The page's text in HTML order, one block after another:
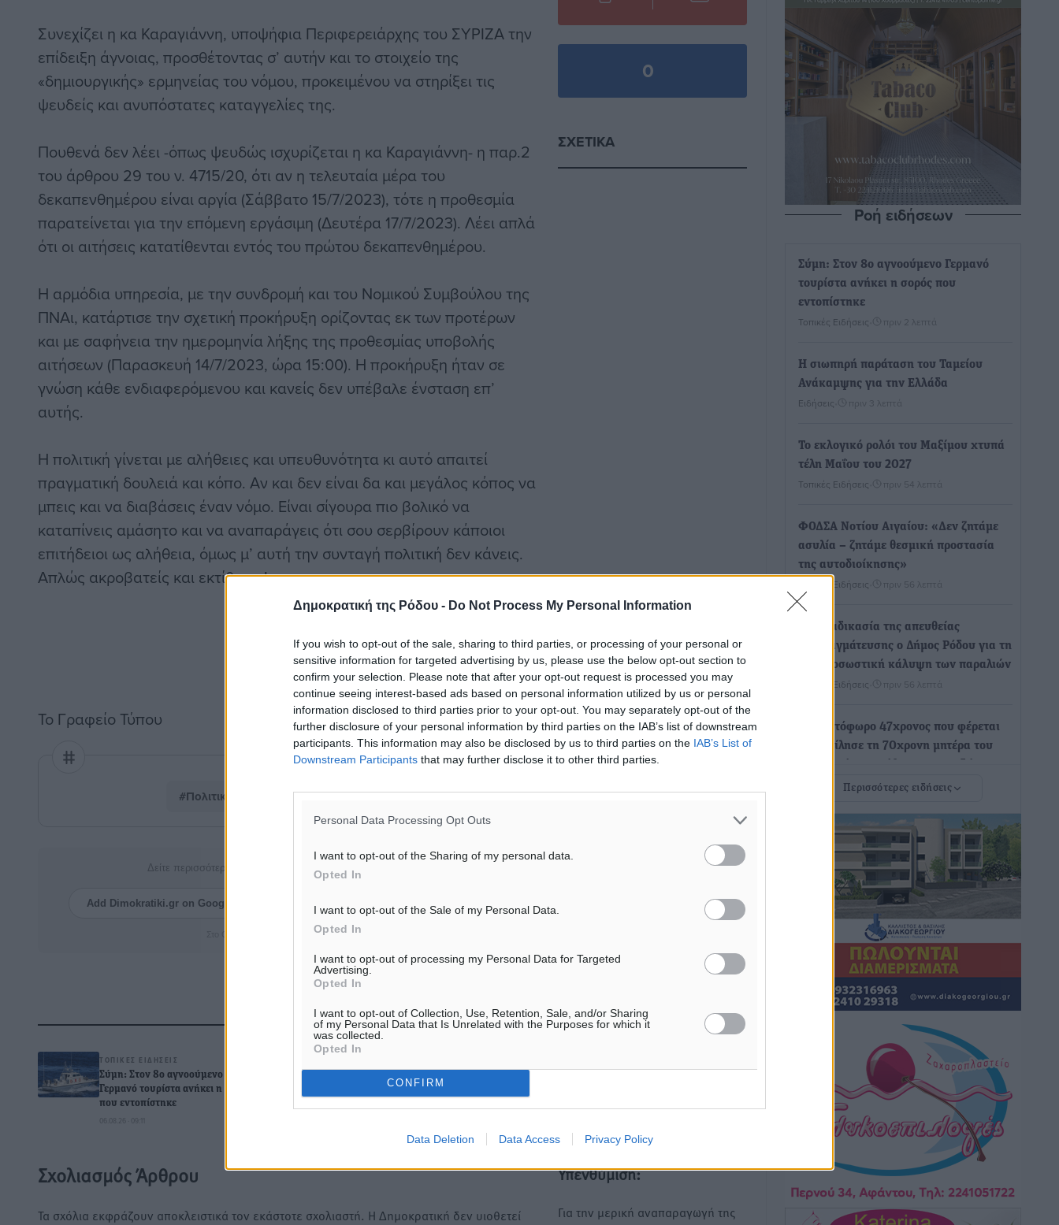
Δημοκρατική της Ρόδου - Do Not Process My Personal Information
If you wish to opt-out of the sale, sharing to third parties, or processing of your personal or
sensitive information for targeted advertising by us, please use the below opt-out section to
confirm your selection. Please note that after your opt-out request is processed you may
continue seeing interest-based ads based on personal information utilized by us or personal
information disclosed to third parties prior to your opt-out. You may separately opt-out of the
further disclosure of your personal information by third parties on the IAB’s list of downstream
participants. This information may also be disclosed by us to third parties on the IAB’s List of
Downstream Participants that may further disclose it to other third parties.
Personal Data Processing Opt Outs
I want to opt-out of the Sharing of my personal data.
Opted In
I want to opt-out of the Sale of my Personal Data.
Opted In
I want to opt-out of processing my Personal Data for Targeted
Advertising.
Opted In
I want to opt-out of Collection, Use, Retention, Sale, and/or Sharing
of my Personal Data that Is Unrelated with the Purposes for which it
was collected.
Opted In
CONFIRM
Data Deletion Data Access Privacy Policy
Συνεχίζει η κα Καραγιάννη, υποψήφια Περιφερειάρχης του ΣΥΡΙΖΑ την
επίδειξη άγνοιας, προσθέτοντας σ’ αυτήν και το στοιχείο της
«δημιουργικής» ερμηνείας του νόμου, προκειμένου να στηρίξει τις
ψευδείς και ανυπόστατες καταγγελίες της.
Πουθενά δεν λέει -όπως ψευδώς ισχυρίζεται η κα Καραγιάννη- η παρ.2
του άρθρου 29 του ν. 4715/20, ότι αν η τελευταία μέρα του
δεκαπενθημέρου είναι αργία (Σάββατο 15/7/2023), τότε η προθεσμία
παρατείνεται για την επόμενη εργάσιμη (Δευτέρα 17/7/2023). Λέει απλά
ότι οι αιτήσεις κατατίθενται εντός του πρώτου δεκαπενθημέρου.
Η αρμόδια υπηρεσία, με την συνδρομή και του Νομικού Συμβούλου της
ΠΝΑι, κατάρτισε την σχετική προκήρυξη ορίζοντας εκ των προτέρων
και με σαφήνεια την ημερομηνία λήξης της προθεσμίας υποβολής
αιτήσεων (Παρασκευή 14/7/2023, ώρα 15:00). Η προκήρυξη ήταν σε
γνώση κάθε ενδιαφερόμενου και κανείς δεν υπέβαλε ένσταση επ’
αυτής.
Η πολιτική γίνεται με αλήθειες και υπευθυνότητα κι αυτό απαιτεί
πραγματική δουλειά και κόπο. Αν και δεν είναι δα και μεγάλος κόπος να
μπεις και να διαβάσεις έναν νόμο. Είναι σίγουρα πιο βολικό να
καταπίνεις αμάσητο και να αναπαράγεις ότι σου σερβίρουν κάποιοι
επιτήδειοι ως αλήθεια, όμως μ’ αυτή την συνταγή πολιτική δεν κάνεις.
Απλώς ακροβατείς και εκτίθεσαι!
Το Γραφείο Τύπου
#Πολιτική #Καραγιάννη #Νόμος
Δείτε περισσότερα άρθρα μας στα αποτελέσματα αναζήτησης
Add Dimokratiki.gr on Google ↗ Ακολουθήστε μας στο Google News ★ ↗
Στο Google News πατήστε ★ Ακολουθήστε
0
ΣΧΕΤΙΚΆ
ΔΙΑΒΑΣΕ ΕΠΙΣΗΣ
ΤΟΠΙΚΈΣ ΕΙΔΉΣΕΙΣ
Σύμη: Στον 8ο αγνοούμενο
Γερμανό τουρίστα ανήκει η σορός
που εντοπίστηκε
06.08.26 · 09:11
χτυπά τέλη Μαΐου του 2027
06.08.26 · 08:18
Σχολιασμός Άρθρου
Τα σχόλια εκφράζουν αποκλειστικά τον εκάστοτε σχολιαστή. Η Δημοκρατική δεν υιοθετεί
Υπενθύμιση:
Για την μερική αναπαραγωγή της
Ροή ειδήσεων
Σύμη: Στον 8ο αγνοούμενο Γερμανό
τουρίστα ανήκει η σορός που
εντοπίστηκε
Τοπικές Ειδήσεις πριν 2 λεπτά
Η σιωπηρή παράταση του Ταμείου
Ανάκαμψης για την Ελλάδα
Ειδήσεις πριν 3 λεπτά
Το εκλογικό ρολόι του Μαξίμου χτυπά
τέλη Μαΐου του 2027
Τοπικές Ειδήσεις πριν 54 λεπτά
ΦΟΔΣΑ Νοτίου Αιγαίου: «Δεν ζητάμε
ασυλία – ζητάμε θεσμική προστασία
της αυτοδιοίκησης»
Τοπικές Ειδήσεις πριν 56 λεπτά
Στη διαδικασία της απευθείας
διαπραγμάτευσης ο Δήμος Ρόδου για τη
ναυαγοσωστική κάλυψη των παραλιών
Τοπικές Ειδήσεις πριν 56 λεπτά
Στο Αυτόφωρο 47χρονος που φέρεται
να απείλησε τη 70χρονη μητέρα του
χρήματα για ναρκωτικά
Ασφαλιστικά μέτρα από το Ελληνικό
Δημόσιο κατά του 39χρονου για τις
δολιοφθορές στο Radar Ατάβυρου
Τοπικές Ειδήσεις• πριν 58 λεπτά
Το πρώτο «βραχιολάκι» στα
Δωδεκάνησα ανοίγει την πόρτα της
φυλακής για τον 68χρονο πρώην
τραπεζικό στο σκάνδαλο της
πριν 60 λεπτά
Ασφαλείς προορισμοί η Ρόδος και η
Κως στη διεθνή τουριστική αγορά
Τοπικές Ειδήσεις• πριν 1 ώρα
Δεν πέφτει καρφίτσα στα πανηγύρια!
Τοπικές Ειδήσεις
Περισσότερες ειδήσεις